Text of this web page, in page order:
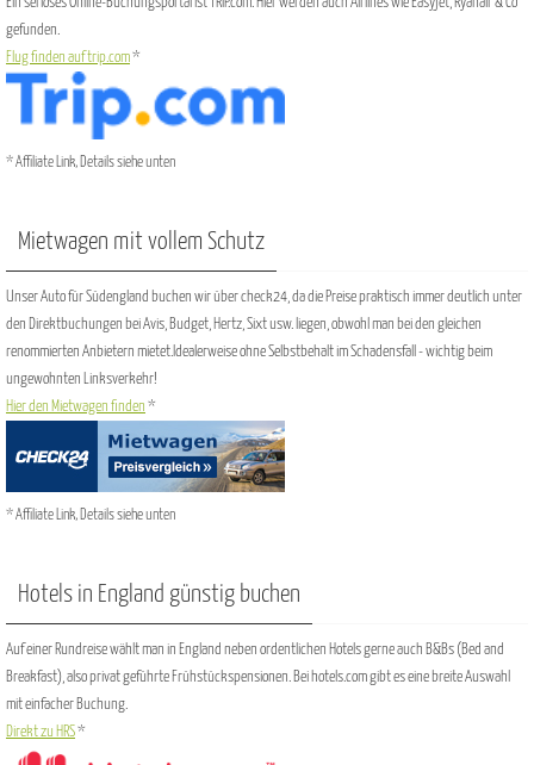
Ein seriöses Online-Buchungsportal ist TRIP.com. Hier werden auch Airlines wie Easyjet, Ryanair & Co
gefunden.
Flug finden auf trip.com*
* Affiliate Link, Details siehe unten
Mietwagen mit vollem Schutz
Unser Auto für Südengland buchen wir über check24, da die Preise praktisch immer deutlich unter
den Direktbuchungen bei Avis, Budget, Hertz, Sixt usw. liegen, obwohl man bei den gleichen
renommierten Anbietern mietet.Idealerweise ohne Selbstbehalt im Schadensfall - wichtig beim
ungewohnten Linksverkehr!
Hier den Mietwagen finden *
* Affiliate Link, Details siehe unten
Hotels in England günstig buchen
Auf einer Rundreise wählt man in England neben ordentlichen Hotels gerne auch B&Bs (Bed and
Breakfast), also privat geführte Frühstückspensionen. Bei hotels.com gibt es eine breite Auswahl
mit einfacher Buchung.
Direkt zu HRS*